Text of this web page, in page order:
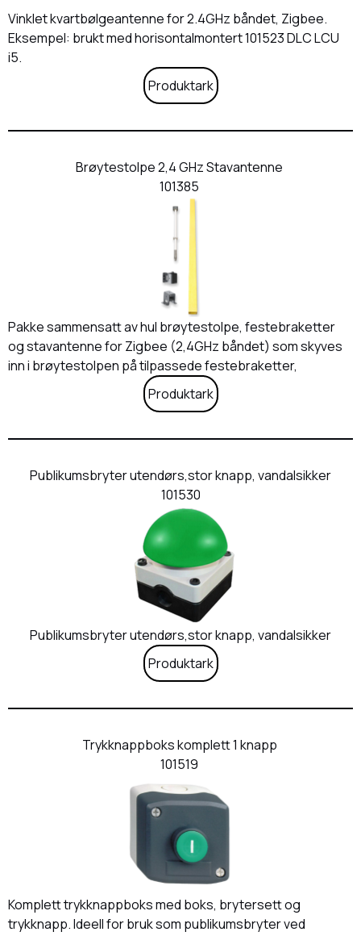
Vinklet kvartbølgeantenne for 2.4GHz båndet, Zigbee.
Eksempel: brukt med horisontalmontert 101523 DLC LCU
i5.
Produktark
Brøytestolpe 2,4 GHz Stavantenne
101385
Pakke sammensatt av hul brøytestolpe, festebraketter
og stavantenne for Zigbee (2,4GHz båndet) som skyves
inn i brøytestolpen på tilpassede festebraketter,
Produktark
Publikumsbryter utendørs,stor knapp, vandalsikker
101530
Publikumsbryter utendørs,stor knapp, vandalsikker
Produktark
Trykknappboks komplett 1 knapp
101519
Komplett trykknappboks med boks, brytersett og
trykknapp. Ideell for bruk som publikumsbryter ved